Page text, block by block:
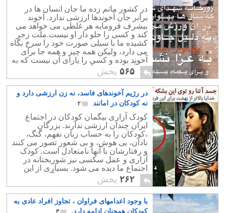
در کشور ماتم زده ما جان انسان ها در
برابر جان آخوندها ارزشی ندارد. آخوند
بیشرف فرومایه هر غلطی می خواهد می
کند و کسی را جلو دار او نیست.ملت زجر
کشیده ما با سیلی صورت خود را سرخ نگاه
می دارد، ولیکن همه چیز و همه جا برای
آخوند بوده و کسی را یارای آن نیست که به
یک آخوند پیزری بگوید بالای چشمت
ابروست.
۵۶۵ پخش
در رژیم آخوندهای فاسد، نه زن ارزشی دارد و
نه کودکان در امانند
۲
کودک آزاری بیگمان کودکان در اجتماع
ایران چندان ارزشی ندارند. بزرگان
،کودکان را به حساب زبان نفهم، گنگ،
نادان، بی هوش، و بی شعور تصور می کنند
و رفتارشان با آنها نامتعادل است. کودک
آزاری و عمل سکسی نیز شوربختانه در
اجتماع ما دیده می شود. بسیاری از این
تجاوزهای به حریم کودکان، ناگفته و پنهان
می ماند.
۲۶۲ پخش
با وجود اعدامهای فراوان ، تجاوز افراد عادی به
کودکان همچنان ادامه دارد.